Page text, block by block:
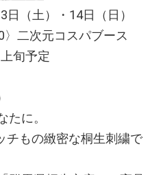
（土）・14日（日）
〉二次元コスパブース
旬予定
たに。
チもの緻密な桐生刺繍で